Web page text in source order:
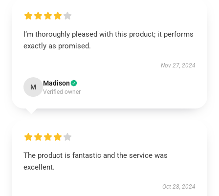
I’m thoroughly pleased with this product; it performs
exactly as promised.
Nov 27, 2024
M Madison
Verified owner
The product is fantastic and the service was
excellent.
Oct 28, 2024